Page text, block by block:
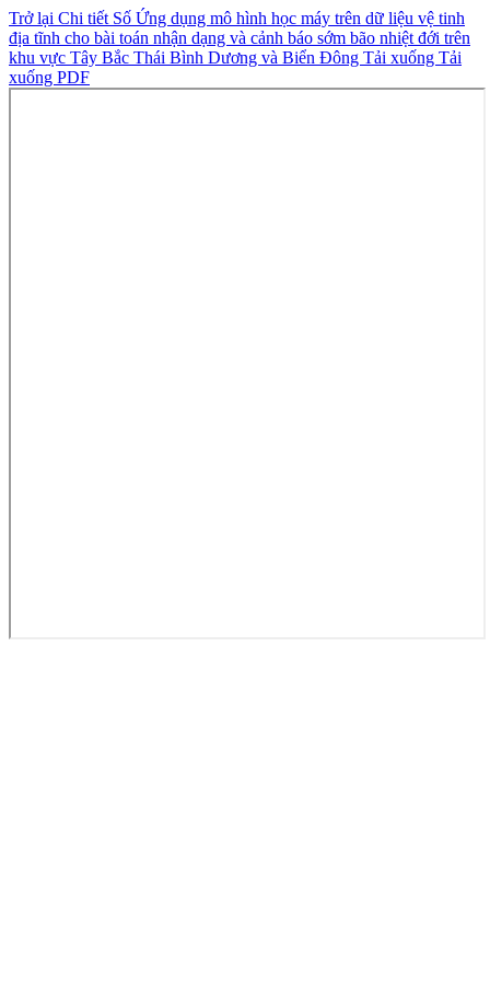
Trở lại Chi tiết Số Ứng dụng mô hình học máy trên dữ liệu vệ tinh
địa tĩnh cho bài toán nhận dạng và cảnh báo sớm bão nhiệt đới trên
khu vực Tây Bắc Thái Bình Dương và Biển Đông Tải xuống Tải
xuống PDF